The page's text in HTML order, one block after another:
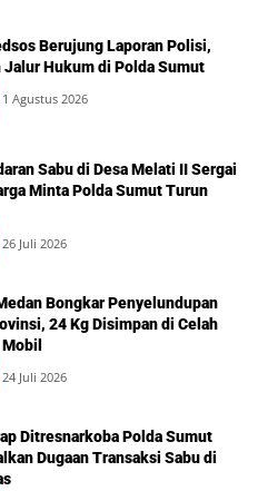
Berujung Laporan Polisi,
Jalur Hukum di Polda Sumut
1 Agustus 2026
Sabu di Desa Melati II Sergai
Minta Polda Sumut Turun
26 Juli 2026
Bongkar Penyelundupan
24 Kg Disimpan di Celah
24 Juli 2026
Ditresnarkoba Polda Sumut
Dugaan Transaksi Sabu di